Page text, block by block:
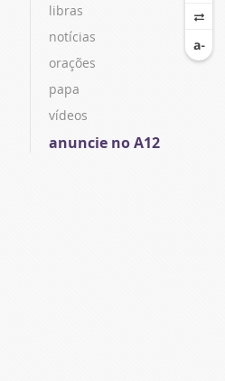
libras
notícias
orações
papa
vídeos
anuncie no A12